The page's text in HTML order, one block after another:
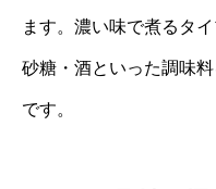
ます。濃い味で煮るタ
砂糖・酒といった調味
です。